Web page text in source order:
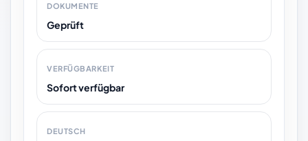
DOKUMENTE
Geprüft
VERFÜGBARKEIT
Sofort verfügbar
DEUTSCH